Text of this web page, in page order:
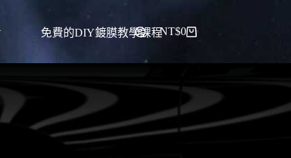
免費的DIY鍍膜教學課程NT$0